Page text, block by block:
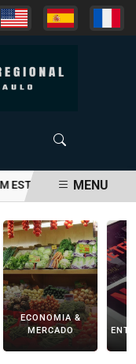
DE MENU
ECONOMIA &
MERCADO